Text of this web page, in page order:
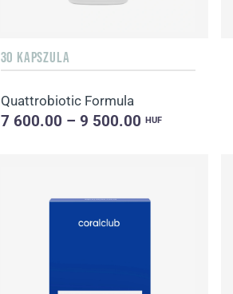
30 KAPSZULA
Quattrobiotic Formula
7 600.00 – 9 500.00 HUF